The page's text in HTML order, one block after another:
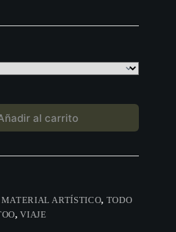
al carrito
MATERIAL ARTÍSTICO, TODO
,VIAJE